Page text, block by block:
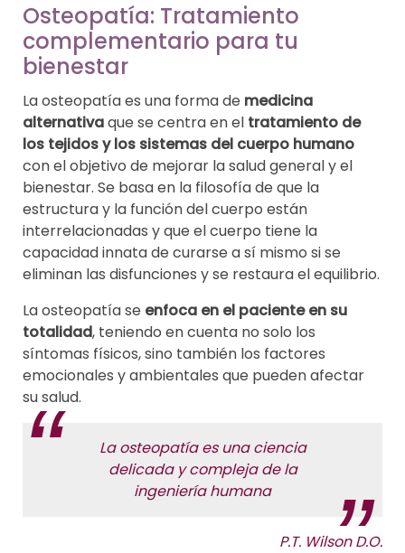
Osteopatía: Tratamiento
complementario para tu
bienestar
La osteopatía es una forma de medicina
alternativaque se centra en el tratamiento de
los tejidos y los sistemas del cuerpo humano
con el objetivo de mejorar la salud general y el
bienestar. Se basa en la filosofía de que la
estructura y la función del cuerpo están
interrelacionadas y que el cuerpo tiene la
capacidad innata de curarse a sí mismo si se
eliminan las disfunciones y se restaura el equilibrio.
La osteopatía se enfoca en el paciente en su
totalidad, teniendo en cuenta no solo los
síntomas físicos, sino también los factores
emocionales y ambientales que pueden afectar
su salud.
La osteopatía es una ciencia
delicada y compleja de la
ingeniería humana
P.T. Wilson D.O.